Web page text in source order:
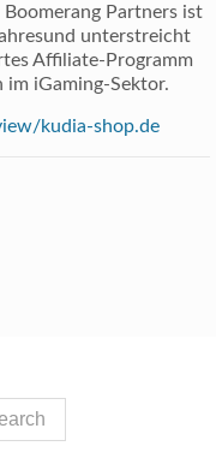
Partners ist
unterstreicht
Affiliate-Programm
im iGaming-Sektor.
kudia-shop.de